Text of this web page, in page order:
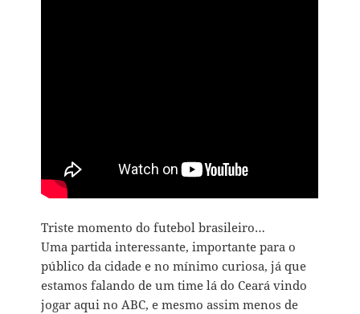
Triste momento do futebol brasileiro…
Uma partida interessante, importante para o
público da cidade e no mínimo curiosa, já que
estamos falando de um time lá do Ceará vindo
jogar aqui no ABC, e mesmo assim menos de